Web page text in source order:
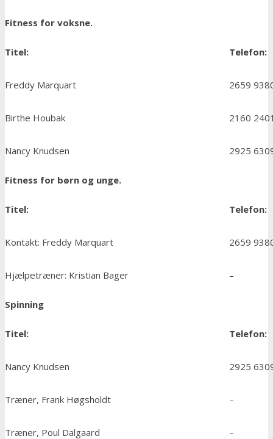
Fitness for voksne.
Titel: Telefon:
Freddy Marquart 2659
Birthe Houbak 2160
Nancy Knudsen 2925
Fitness for børn og unge.
Titel: Telefon:
Kontakt: Freddy Marquart 2659
Hjælpetræner: Kristian Bager –
Spinning
Titel: Telefon:
Nancy Knudsen 2925
Træner, Frank Høgsholdt –
Træner, Poul Dalgaard –